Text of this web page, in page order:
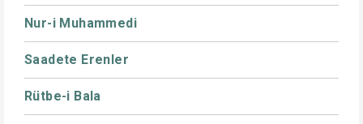
Nur-i Muhammedi
Saadete Erenler
Rütbe-i Bala